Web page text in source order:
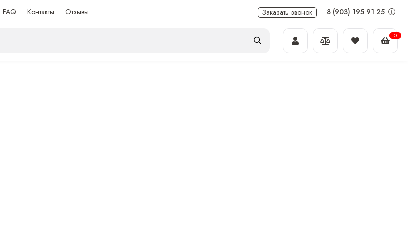
FAQ Контакты Отзывы Заказать звонок 8 (903) 195 91 25
0